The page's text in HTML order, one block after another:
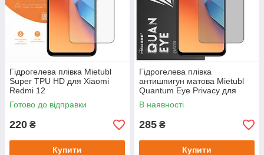
Гідрогелева плівка Mietubl
Super TPU HD для Xiaomi
Redmi 12
Готово до відправки
220 ₴
Купити
Гідрогелева плівка
антишпигун матова Mietubl
Quantum Eye Privacy для
Xiaomi Redmi 12
В наявності
285 ₴
Купити